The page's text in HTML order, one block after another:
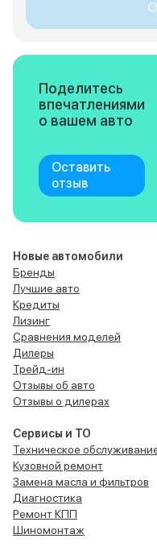
Поделитесь
впечатлениями
о вашем авто
Оставить
отзыв
Новые автомобили
Бренды
Лучшие авто
Кредиты
Лизинг
Сравнения моделей
Дилеры
Трейд-ин
Отзывы об авто
Отзывы о дилерах
Сервисы и ТО
Техническое
Кузовной ремонт
Замена масла и фильтров
Диагностика
Ремонт КПП
Шиномонтаж